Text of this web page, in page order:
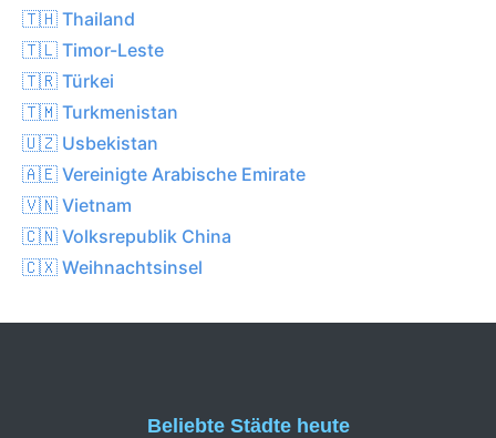
🇹🇭 Thailand
🇹🇱 Timor-Leste
🇹🇷 Türkei
🇹🇲 Turkmenistan
🇺🇿 Usbekistan
🇦🇪 Vereinigte Arabische Emirate
🇻🇳 Vietnam
🇨🇳 Volksrepublik China
🇨🇽 Weihnachtsinsel
Beliebte Städte heute